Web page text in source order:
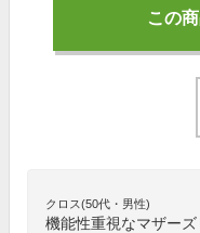
この
クロス(50代・男性)
機能性重視なマザー